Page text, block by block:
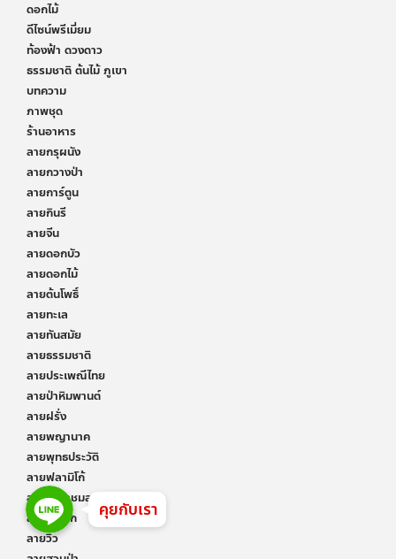
ดอกไม้
ดีไซน์พรีเมี่ยม
ท้องฟ้า ดวงดาว
ธรรมชาติ ต้นไม้ ภูเขา
บทความ
ภาพชุด
ร้านอาหาร
ลายกรุผนัง
ลายกวางป่า
ลายการ์ตูน
ลายกินรี
ลายจีน
ลายดอกบัว
ลายดอกไม้
ลายต้นโพธิ์
ลายทะเล
ลายทันสมัย
ลายธรรมชาติ
ลายประเพณีไทย
ลายป่าหิมพานต์
ลายฝรั่ง
ลายพญานาค
ลายพุทธประวัติ
ลายฟลามิโก้
ลายรจนาชมสวน
ลายวัยเด็ก
ลายวิว
Line
Line
Line
คุยกับเรา